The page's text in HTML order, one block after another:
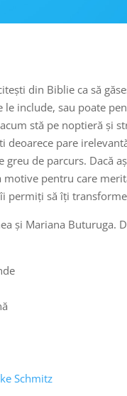
din Biblie ca să
le include, sau poate
stă pe noptieră și
deoarece pare
greu de parcurs. Dacă
motive pentru care
permiți să îți
și Mariana Buturuga.
Schmitz
Puteți